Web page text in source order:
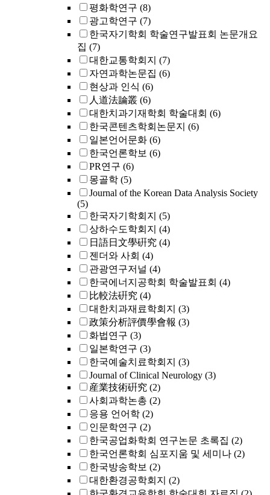
평화학연구 (8)
광고학연구 (7)
한국자기학회 학술연구발표회 논문개요
집 (7)
대한교통학회지 (7)
자연과학논문집 (6)
현상과 인식 (6)
人道法論叢 (6)
대한치과기재학회 학술대회 (6)
한국콘텐츠학회논문지 (6)
일본언어문화 (6)
한국언론학보 (6)
PR연구 (6)
몽골학 (5)
Journal of the Korean Data Analysis Society
(5)
한국자기학회지 (5)
상하수도학회지 (4)
日語日文學硏究 (4)
젠더와 사회 (4)
관광연구저널 (4)
한국에너지공학회 학술발표회 (4)
比較法硏究 (4)
대한치과재료학회지 (3)
政策分析評價學會報 (3)
화법연구 (3)
일본학연구 (3)
한국예술치료학회지 (3)
Journal of Clinical Neurology (3)
産業技術硏究 (2)
사회과학논총 (2)
응용 언어학 (2)
인문학연구 (2)
한국공업화학회 연구논문 초록집 (2)
한국언론학회 심포지움 및 세미나 (2)
한국방송학보 (2)
대한환경공학회지 (2)